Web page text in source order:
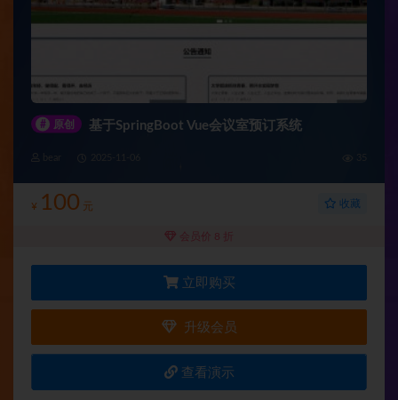
# 原创 基于SpringBoot Vue会议室预订系统
¥ 100 元 收藏
会员价 8 折
立即购买
升级会员
查看演示